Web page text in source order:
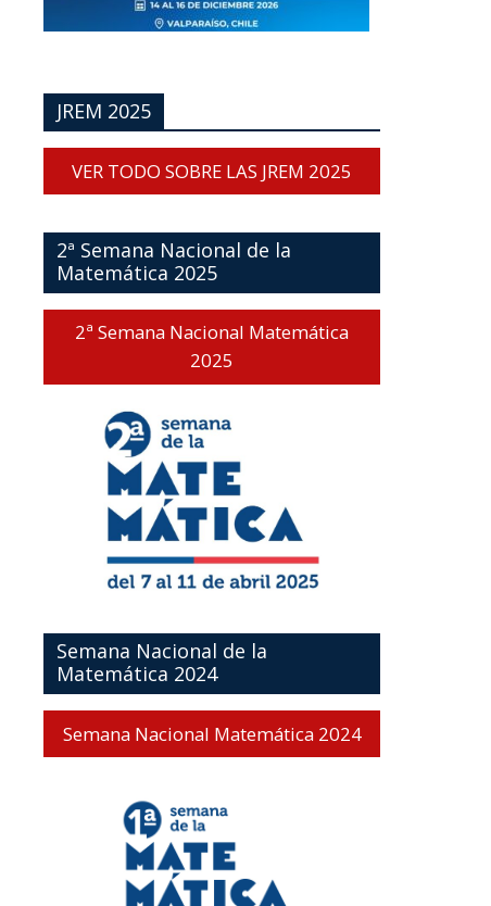
JREM 2025
VER TODO SOBRE LAS JREM 2025
2ª Semana Nacional de la
Matemática 2025
2ª Semana Nacional Matemática
2025
Semana Nacional de la
Matemática 2024
Semana Nacional Matemática 2024